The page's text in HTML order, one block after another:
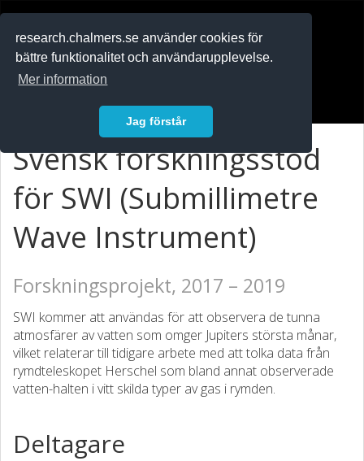
research.chalmers.se använder cookies för
bättre funktionalitet och användarupplevelse.
Mer information
Jag förstår
Svensk forskningsstöd
för SWI (Submillimetre
Wave Instrument)
Forskningsprojekt, 2017 – 2019
SWI kommer att användas för att observera de tunna
atmosfärer av vatten som omger Jupiters största månar,
vilket relaterar till tidigare arbete med att tolka data från
rymdteleskopet Herschel som bland annat observerade
vatten-halten i vitt skilda typer av gas i rymden.
Deltagare